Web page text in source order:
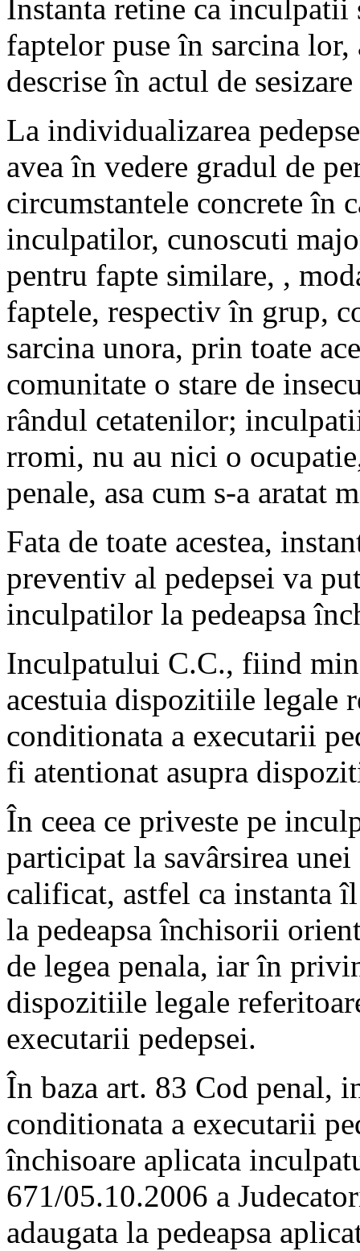
Instanta retine ca inculpatii
faptelor puse în sarcina lor,
descrise în actul de
La individualizarea
avea în vedere gradul de
circumstantele concrete în
inculpatilor, cunoscuti
pentru fapte similare, ,
faptele, respectiv în grup,
sarcina unora, prin toate
comunitate o stare de
rândul cetatenilor;
rromi, nu au nici o
penale, asa cum s-a aratat
Fata de toate acestea,
preventiv al pedepsei va
inculpatilor la pedeapsa
Inculpatului C.C., fiind
acestuia dispozitiile legale
conditionata a executarii
fi atentionat asupra
În ceea ce priveste pe
participat la savârsirea
calificat, astfel ca instanta
la pedeapsa închisorii
de legea penala, iar în
dispozitiile legale
executarii pedepsei.
În baza art. 83 Cod penal,
conditionata a executarii
închisoare aplicata
671/05.10.2006 a
adaugata la pedeapsa